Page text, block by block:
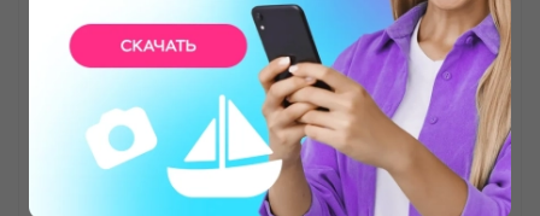
расслабляющий массаж воротниковой зоны и
головы! Как будто весь мой стресс и
напряжение растаяли. Нежные поглаживания и
успокаивающие поглаживания были настоящим
блаженством. ммм просто обалденно, спаисбо!